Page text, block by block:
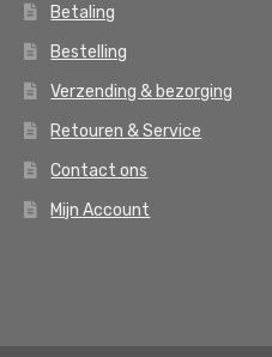
Betaling
Bestelling
Verzending & bezorging
Retouren & Service
Contact ons
Mijn Account